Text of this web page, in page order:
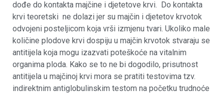
dođe do kontakta majčine i djetetove krvi. Do kontakta
krvi teoretski ne dolazi jer su majčin i djetetov krvotok
odvojeni posteljicom koja vrši izmjenu tvari. Ukoliko male
količine plodove krvi dospiju u majčin krvotok stvaraju se
antitijela koja mogu izazvati poteškoće na vitalnim
organima ploda. Kako se to ne bi dogodilo, prisutnost
antitijela u majčinoj krvi mora se pratiti testovima tzv.
indirektnim antiglobulinskim testom na početku trudnoće